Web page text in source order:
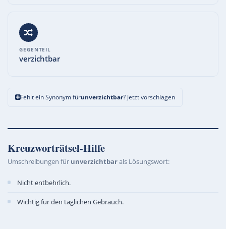
GEGENTEIL
verzichtbar
Fehlt ein Synonym fürunverzichtbar? Jetzt vorschlagen
Kreuzworträtsel-Hilfe
Umschreibungen für unverzichtbarals Lösungswort:
Nicht entbehrlich.
Wichtig für den täglichen Gebrauch.